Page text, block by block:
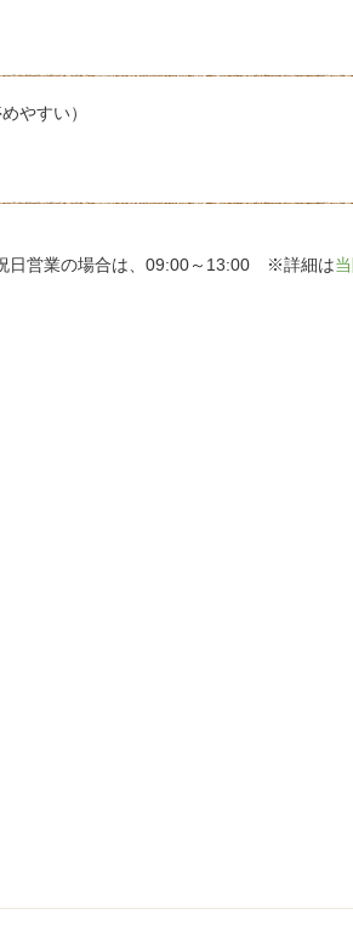
やすい）
日営業の場合は、09:00～13:00 ※詳細は